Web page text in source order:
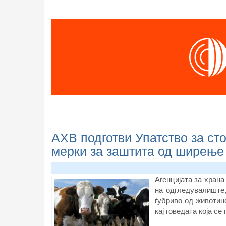
АХВ подготви Упатство за
мерки за заштита од ширење
Агенцијата за
на
ѓубриво од
кај говедата која